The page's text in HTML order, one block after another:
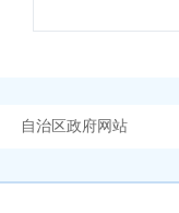
自治区政府网站